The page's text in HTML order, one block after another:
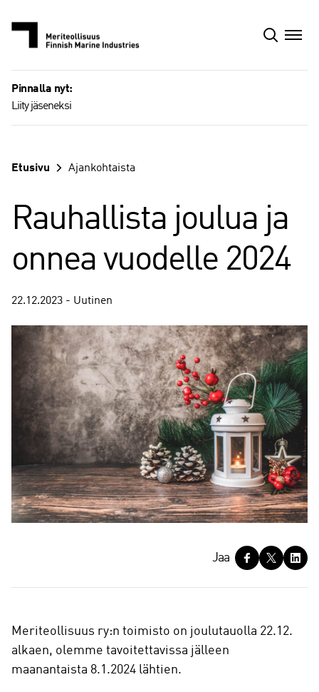
sisältöön
Pinnalla nyt:
Liity jäseneksi
Etusivu Ajankohtaista
Rauhallista joulua ja
onnea vuodelle 2024
22.12.2023 - Uutinen
a
Jaa
Meriteollisuus ry:n toimisto on joulutauolla 22.12.
alkaen, olemme tavoitettavissa jälleen
maanantaista 8.1.2024 lähtien.